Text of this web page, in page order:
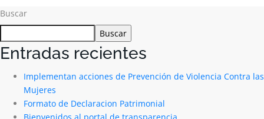
Buscar
Buscar
Entradas recientes
Implementan acciones de Prevención de Violencia Contra las
Mujeres
Formato de Declaracion Patrimonial
Bienvenidos al portal de transparencia